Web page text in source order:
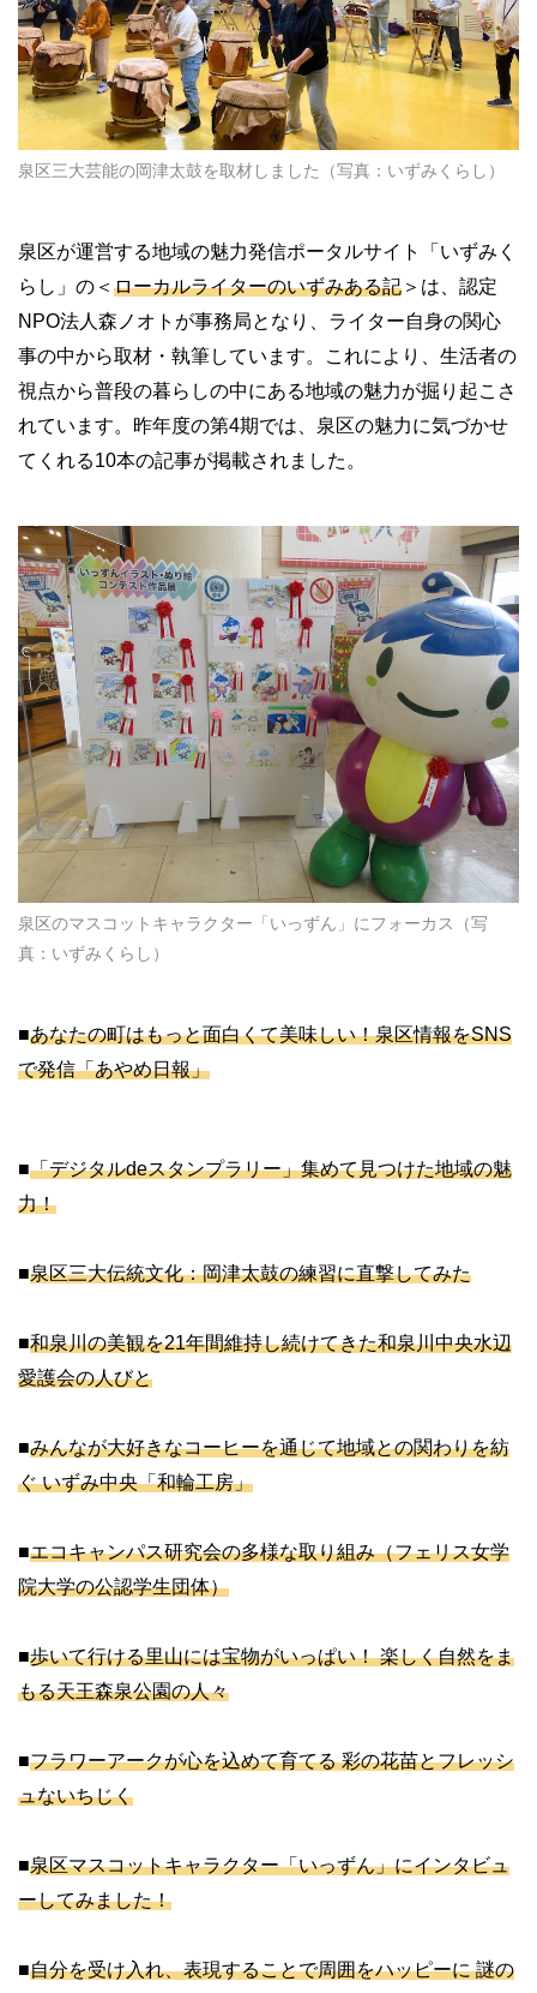
泉区三大芸能の岡津太鼓を取材しました（写真：いずみくらし）
泉区が運営する地域の魅力発信ポータルサイト「いずみく
らし」の＜ ローカルライターのいずみある記 ＞は、認定
NPO法人森ノオトが事務局となり、ライター自身の関心
事の中から取材・執筆しています。これにより、生活者の
視点から普段の暮らしの中にある地域の魅力が掘り起こさ
れています。昨年度の第4期では、泉区の魅力に気づかせ
てくれる10本の記事が掲載されました。
泉区のマスコットキャラクター「いっずん」にフォーカス（写
真：いずみくらし）
■あなたの町はもっと面白くて美味しい！泉区情報をSNS
で発信「あやめ日報」
■「デジタルdeスタンプラリー」集めて見つけた地域の魅
力！
■泉区三大伝統文化：岡津太鼓の練習に直撃してみた
■和泉川の美観を21年間維持し続けてきた和泉川中央水辺
愛護会の人びと
■みんなが大好きなコーヒーを通じて地域との関わりを紡
ぐ いずみ中央「和輪工房」
■エコキャンパス研究会の多様な取り組み（フェリス女学
院大学の公認学生団体）
■歩いて行ける里山には宝物がいっぱい！ 楽しく自然をま
もる天王森泉公園の人々
■フラワーアークが心を込めて育てる 彩の花苗とフレッシ
ュないちじく
■泉区マスコットキャラクター「いっずん」にインタビュ
ーしてみました！
■自分を受け入れ、表現することで周囲をハッピーに 謎の